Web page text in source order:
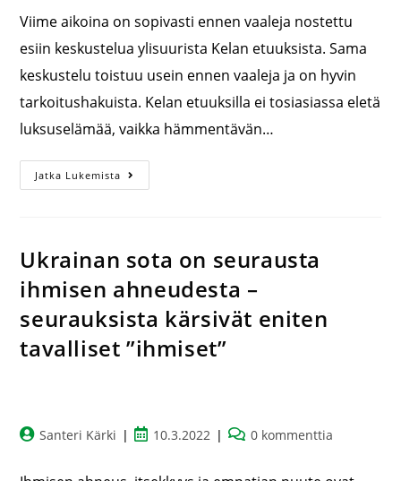
Viime aikoina on sopivasti ennen vaaleja nostettu
esiin keskustelua ylisuurista Kelan etuuksista. Sama
keskustelu toistuu usein ennen vaaleja ja on hyvin
tarkoitushakuista. Kelan etuuksilla ei tosiasiassa eletä
luksuselämää, vaikka hämmentävän…
Jatka Lukemista
Ukrainan sota on seurausta
ihmisen ahneudesta –
seurauksista kärsivät eniten
tavalliset ”ihmiset”
Santeri Kärki 10.3.2022 0 kommenttia